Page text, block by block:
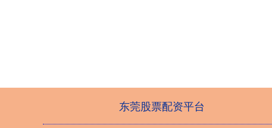
东莞股票配资平台